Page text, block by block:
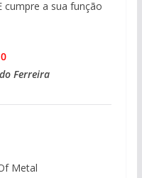
cumpre a sua função
Ferreira
Metal